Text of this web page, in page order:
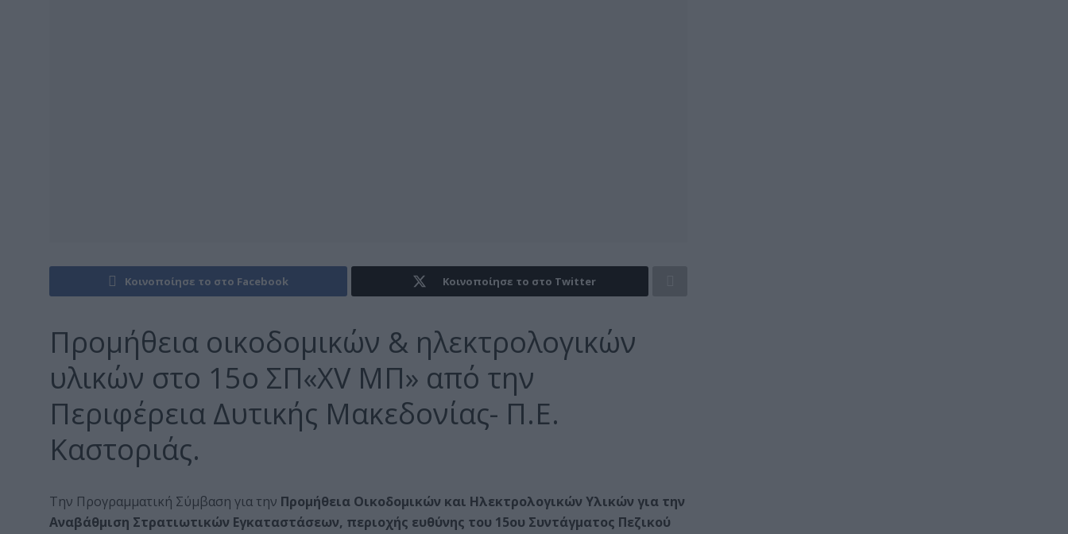
Κοινοποίησε το στο Facebook Κοινοποίησε το στο Twitter
Προμήθεια οικοδομικών & ηλεκτρολογικών
υλικών στο 15ο ΣΠ«XV ΜΠ» από την
Περιφέρεια Δυτικής Μακεδονίας- Π.Ε.
Καστοριάς.
Την Προγραμματική Σύμβαση για την Προμήθεια Οικοδομικών και Ηλεκτρολογικών Υλικών για την
Αναβάθμιση Στρατιωτικών Εγκαταστάσεων, περιοχής ευθύνης του 15ου Συντάγματος Πεζικού